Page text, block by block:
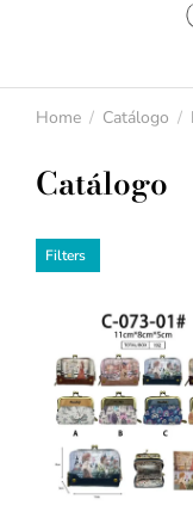
You are here:
Home Catálogo
Catálogo
Filters